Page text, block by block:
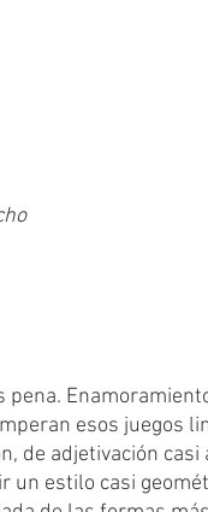
esos juegos
de adjetivación
un estilo casi